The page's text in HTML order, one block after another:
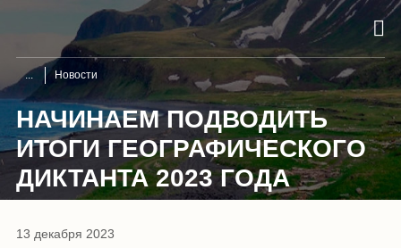
Новости
НАЧИНАЕМ ПОДВОДИТЬ
ИТОГИ ГЕОГРАФИЧЕСКОГО
ДИКТАНТА 2023 ГОДА
13 декабря 2023